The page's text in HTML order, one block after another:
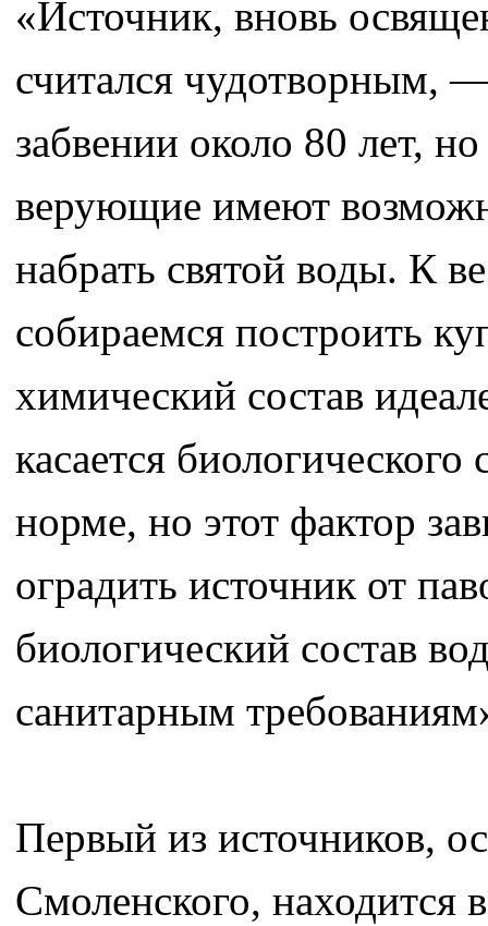
«Источник, вновь
считался чудотворным,
забвении около 80 лет,
верующие имеют
набрать святой воды. К
собираемся построить
химический состав
касается
норме, но этот фактор
оградить источник от
биологический состав
санитарным
Первый из источников,
Смоленского, находится